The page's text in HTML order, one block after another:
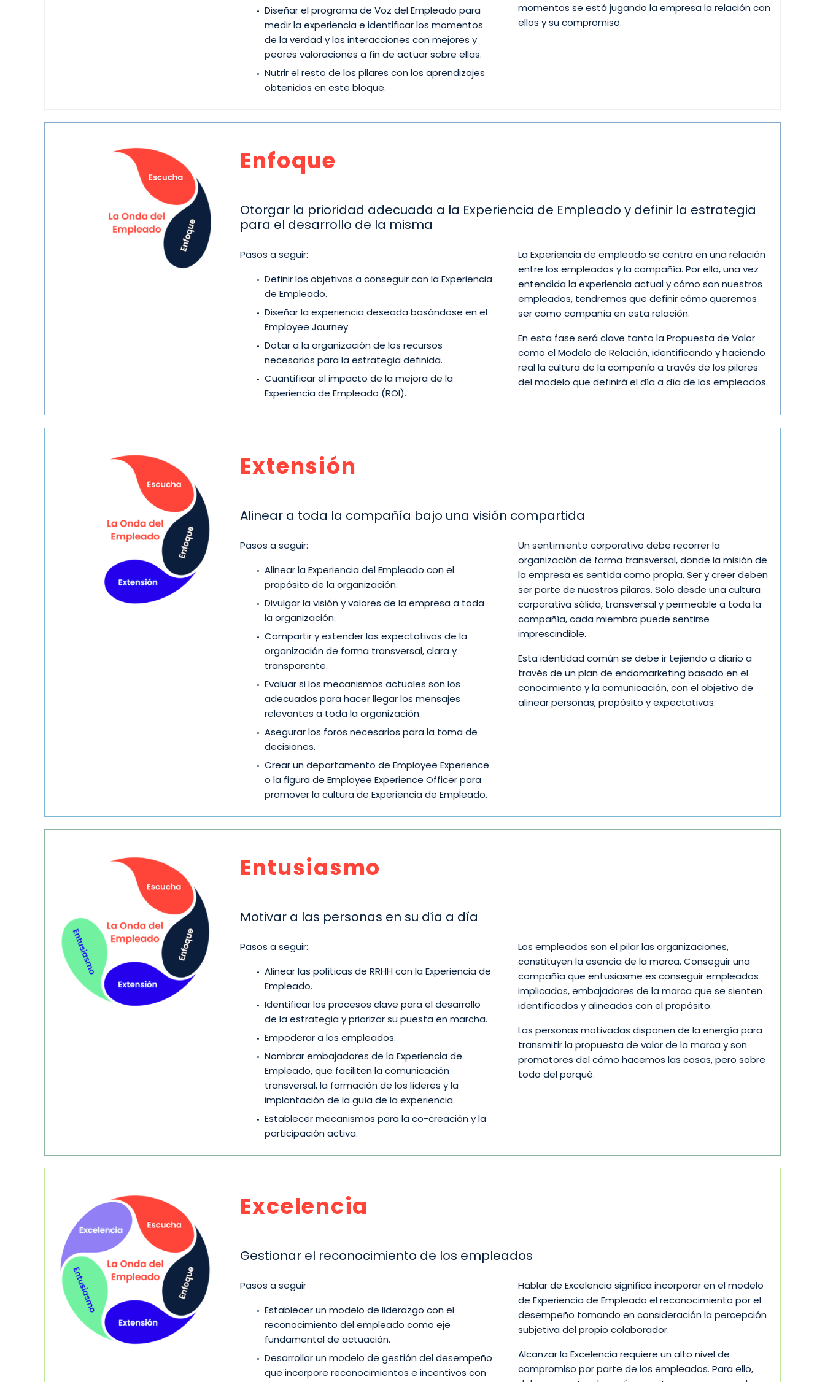
Diseñar el programa de Voz del Empleado para
medir la experiencia e identificar los momentos
de la verdad y las interacciones con mejores y
peores valoraciones a fin de actuar sobre ellas.
Nutrir el resto de los pilares con los aprendizajes
obtenidos en este bloque.
momentos se está jugando la empresa la relación con
ellos y su compromiso.
Enfoque
Otorgar la prioridad adecuada a la Experiencia de Empleado y definir la estrategia
para el desarrollo de la misma
Pasos a seguir:
Definir los objetivos a conseguir con la Experiencia
de Empleado.
Diseñar la experiencia deseada basándose en el
Employee Journey.
Dotar a la organización de los recursos
necesarios para la estrategia definida.
Cuantificar el impacto de la mejora de la
Experiencia de Empleado (ROI).
La Experiencia de empleado se centra en una relación
entre los empleados y la compañía. Por ello, una vez
entendida la experiencia actual y cómo son nuestros
empleados, tendremos que definir cómo queremos
ser como compañía en esta relación.
En esta fase será clave tanto la Propuesta de Valor
como el Modelo de Relación, identificando y haciendo
real la cultura de la compañía a través de los pilares
del modelo que definirá el día a día de los empleados.
Extensión
Alinear a toda la compañía bajo una visión compartida
Pasos a seguir:
Alinear la Experiencia del Empleado con el
propósito de la organización.
Divulgar la visión y valores de la empresa a toda
la organización.
Compartir y extender las expectativas de la
organización de forma transversal, clara y
transparente.
Evaluar si los mecanismos actuales son los
adecuados para hacer llegar los mensajes
relevantes a toda la organización.
Asegurar los foros necesarios para la toma de
decisiones.
Crear un departamento de Employee Experience
o la figura de Employee Experience Officer para
promover la cultura de Experiencia de Empleado.
Un sentimiento corporativo debe recorrer la
organización de forma transversal, donde la misión de
la empresa es sentida como propia. Ser y creer deben
ser parte de nuestros pilares. Solo desde una cultura
corporativa sólida, transversal y permeable a toda la
compañía, cada miembro puede sentirse
imprescindible.
Esta identidad común se debe ir tejiendo a diario a
través de un plan de endomarketing basado en el
conocimiento y la comunicación, con el objetivo de
alinear personas, propósito y expectativas.
Entusiasmo
Motivar a las personas en su día a día
Pasos a seguir:
Alinear las políticas de RRHH con la Experiencia de
Empleado.
Identificar los procesos clave para el desarrollo
de la estrategia y priorizar su puesta en marcha.
Empoderar a los empleados.
Nombrar embajadores de la Experiencia de
Empleado, que faciliten la comunicación
transversal, la formación de los líderes y la
implantación de la guía de la experiencia.
Establecer mecanismos para la co-creación y la
participación activa.
Los empleados son el pilar las organizaciones,
constituyen la esencia de la marca. Conseguir una
compañía que entusiasme es conseguir empleados
implicados, embajadores de la marca que se sienten
identificados y alineados con el propósito.
Las personas motivadas disponen de la energía para
transmitir la propuesta de valor de la marca y son
promotores del cómo hacemos las cosas, pero sobre
todo del porqué.
Excelencia
Gestionar el reconocimiento de los empleados
Pasos a seguir
Establecer un modelo de liderazgo con el
reconocimiento del empleado como eje
fundamental de actuación.
Desarrollar un modelo de gestión del desempeño
que incorpore reconocimientos e incentivos con
Hablar de Excelencia significa incorporar en el modelo
de Experiencia de Empleado el reconocimiento por el
desempeño tomando en consideración la percepción
subjetiva del propio colaborador.
Alcanzar la Excelencia requiere un alto nivel de
compromiso por parte de los empleados. Para ello,